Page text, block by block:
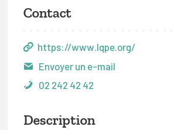
Contact
https://www.lqpe.org/
Envoyer un e-mail
02 242 42 42
Description